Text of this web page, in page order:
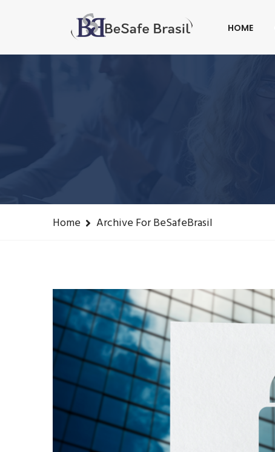
Fone: +55(41) 3016-8433
HOME
Home Archive For BeSafeBrasil